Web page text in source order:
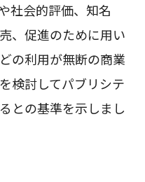
社会的評価、知名
、促進のために用い
の利用が無断の商業
検討してパブリシテ
との基準を示しまし